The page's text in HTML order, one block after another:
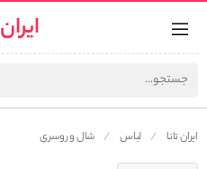
ایران تانا لباس شال و روسری